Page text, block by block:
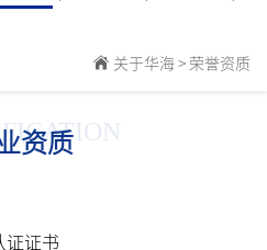
关于华海 > 荣誉资质
资质
证证书